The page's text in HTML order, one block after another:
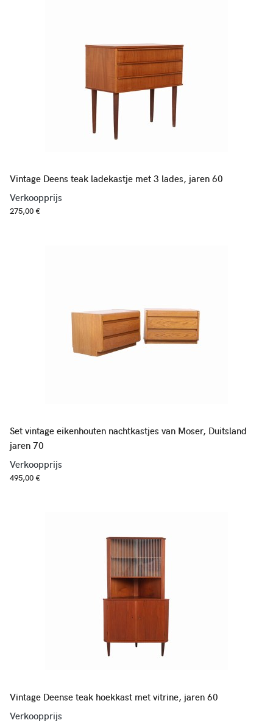
Vintage Deens teak ladekastje met 3 lades, jaren 60
Verkoopprijs
275,00 €
Set vintage eikenhouten nachtkastjes van Moser, Duitsland
jaren 70
Verkoopprijs
495,00 €
Vintage Deense teak hoekkast met vitrine, jaren 60
Verkoopprijs